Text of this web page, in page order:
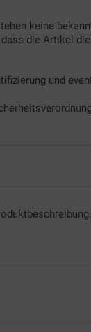
keine
die Artikel
und